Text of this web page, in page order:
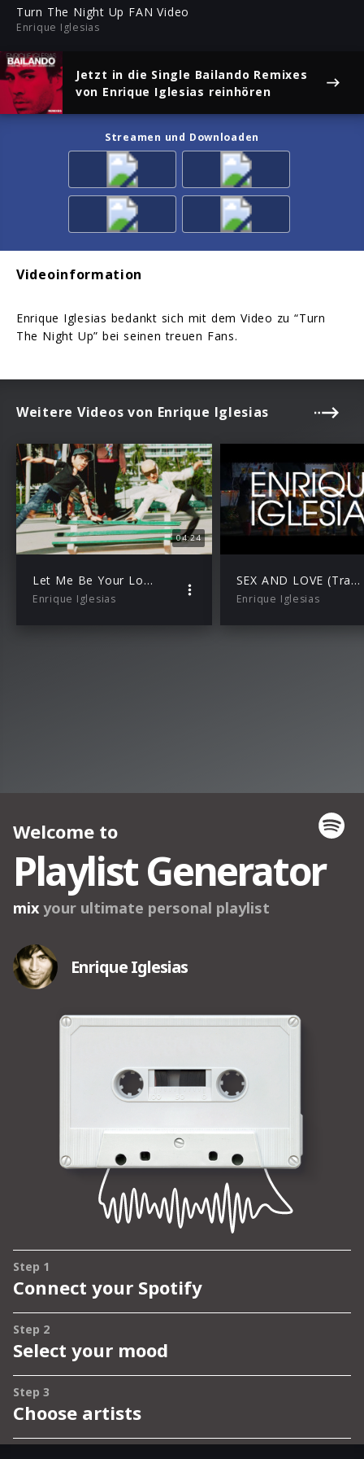
Turn The Night Up FAN Video
Enrique Iglesias
Jetzt in die Single Bailando Remixes
von Enrique Iglesias reinhören
Streamen und Downloaden
Videoinformation
Enrique Iglesias bedankt sich mit dem Video zu “Turn
The Night Up” bei seinen treuen Fans.
Weitere Videos von Enrique Iglesias
04:24
Let Me Be Your Lover feat. Pitbull
Enrique Iglesias
SEX AND LOVE (Trailer)
Enrique Iglesias